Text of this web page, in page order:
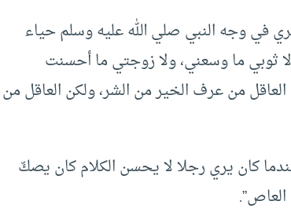
في وجه النبي صلي الله عليه وسلم حياء
ثوبي ما وسعني، ولا زوجتي ما أحسنت
من عرف الخير من الشر، ولكن العاقل من
كان يري رجلا لا يحسن الكلام كان يصكّ